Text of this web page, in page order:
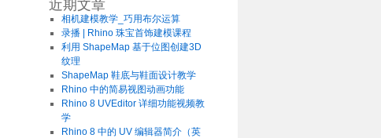
近期文章
相机建模教学_巧用布尔运算
录播 | Rhino 珠宝首饰建模课程
利用 ShapeMap 基于位图创建3D
纹理
ShapeMap 鞋底与鞋面设计教学
Rhino 中的简易视图动画功能
Rhino 8 UVEditor 详细功能视频教
学
Rhino 8 中的 UV 编辑器简介（英